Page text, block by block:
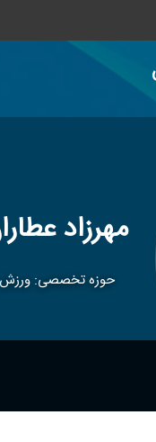
مهرزاد
حوزه تخصصی: ورزش